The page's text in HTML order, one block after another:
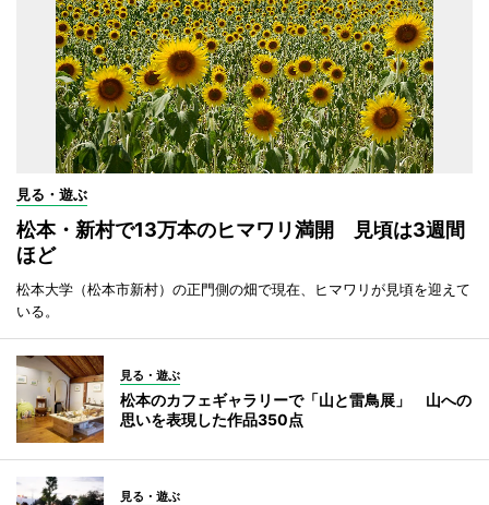
見る・遊ぶ
松本・新村で13万本のヒマワリ満開 見頃は3週間
ほど
松本大学（松本市新村）の正門側の畑で現在、ヒマワリが見頃を迎えて
いる。
見る・遊ぶ
松本のカフェギャラリーで「山と雷鳥展」 山への
思いを表現した作品350点
見る・遊ぶ